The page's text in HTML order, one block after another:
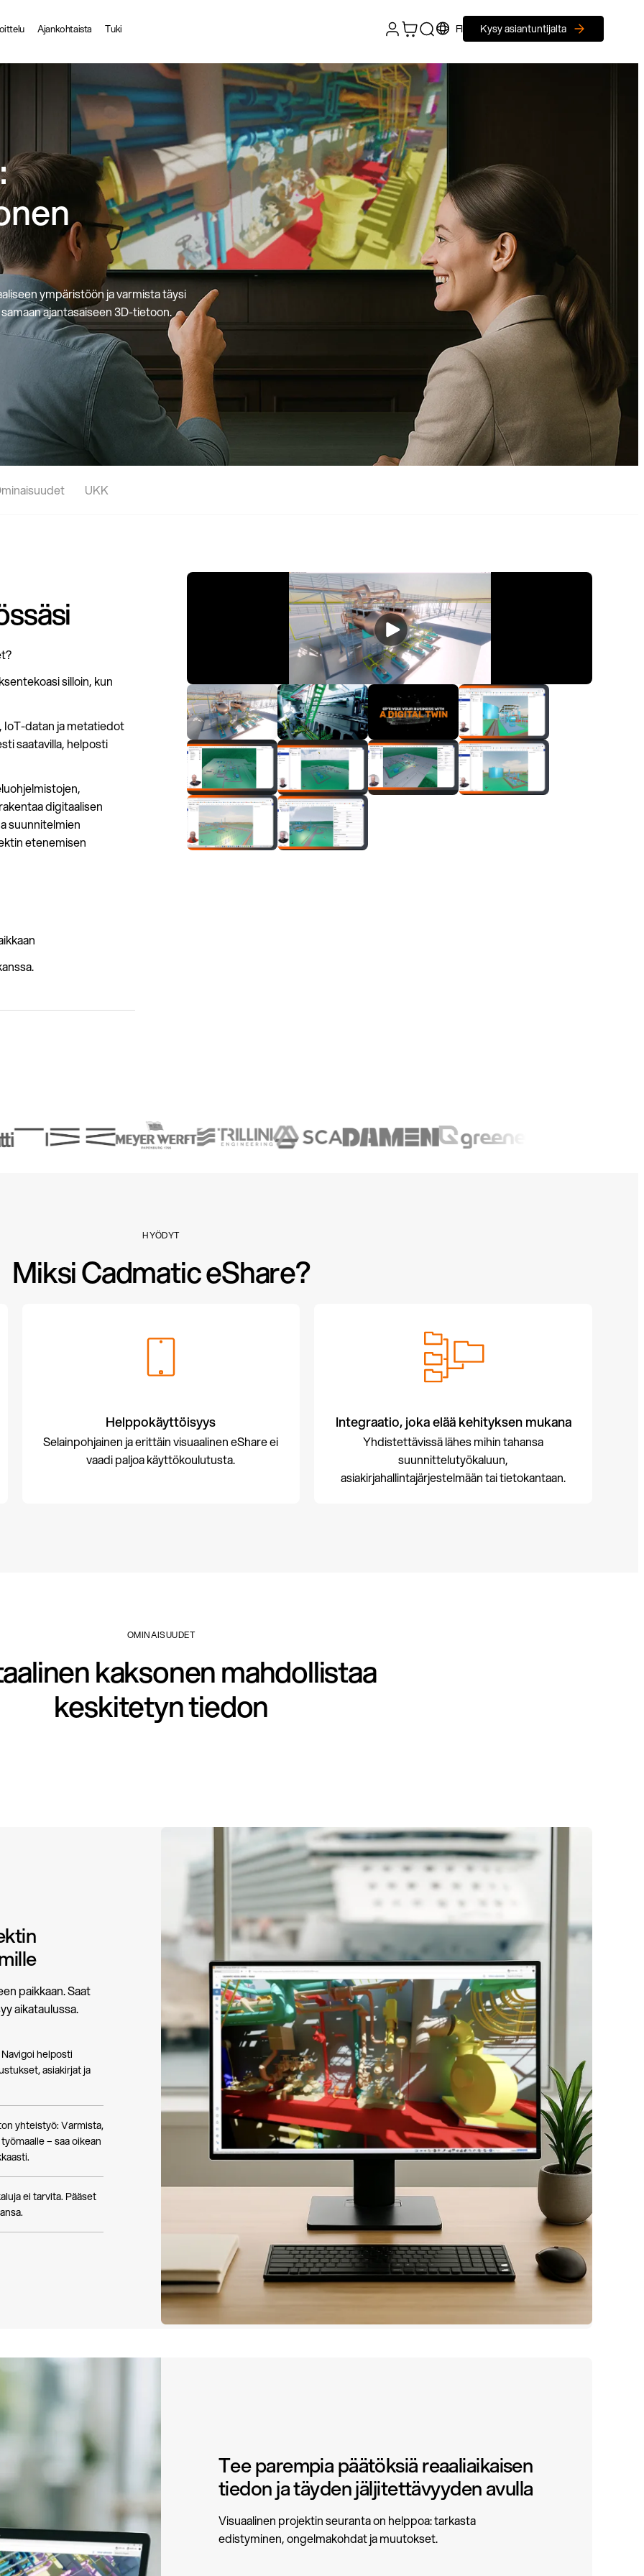
Ajankohtaista Tuki FI Kysy asiantuntijalta
ympäristöön ja varmista täysi
ajantasaiseen 3D-tietoon.
UKK
silloin, kun
IoT-datan ja metatiedot
saatavilla, helposti
digitaalisen
suunnitelmien
etenemisen
HYÖDYT
Miksi Cadmatic eShare?
Helppokäyttöisyys
Selainpohjainen ja erittäin visuaalinen eShare ei
vaadi paljoa käyttökoulutusta.
Integraatio, joka elää kehityksen mukana
Yhdistettävissä lähes mihin tahansa
suunnittelutyökaluun,
asiakirjahallintajärjestelmään tai tietokantaan.
OMINAISUUDET
kaksonen mahdollistaa
keskitetyn tiedon
paikkaan. Saat
aikataulussa.
helposti
asiakirjat ja
yhteistyö: Varmista,
– saa oikean
ei tarvita. Pääset
Tee parempia päätöksiä reaaliaikaisen
tiedon ja täyden jäljitettävyyden avulla
Visuaalinen projektin seuranta on helppoa: tarkasta
edistyminen, ongelmakohdat ja muutokset.